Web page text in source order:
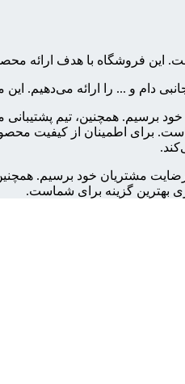
است. این فروشگاه با هدف
دام و ... را ارائه
برسیم. همچنین، تیم
برای اطمینان از کیفیت
مشتریان خود برسیم.
بهترین گزینه برای شماست.